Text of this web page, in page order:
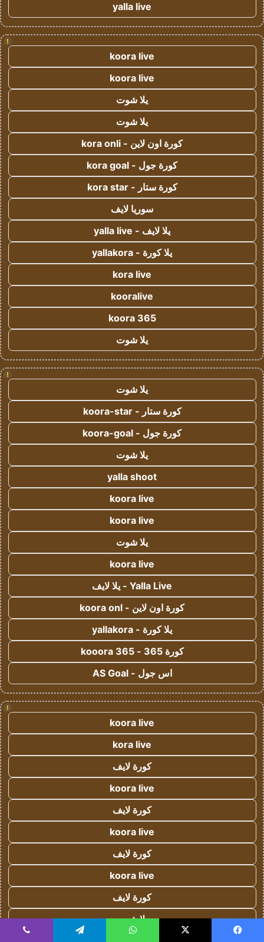
yalla live
!
koora live
koora live
يلا شوت
يلا شوت
كورة اون لاين - kora onli
كورة جول - kora goal
كورة ستار - kora star
سوريا لايف
يلا لايف - yalla live
يلا كورة - yallakora
kora live
kooralive
koora 365
يلا شوت
!
يلا شوت
كورة ستار - koora-star
كورة جول - koora-goal
يلا شوت
yalla shoot
koora live
koora live
يلا شوت
koora live
Yalla Live - يلا لايف
كورة اون لاين - koora onl
يلا كورة - yallakora
كورة 365 - kooora 365
اس جول - AS Goal
!
koora live
kora live
كورة لايف
koora live
كورة لايف
koora live
كورة لايف
koora live
كورة لايف
يلا شوت